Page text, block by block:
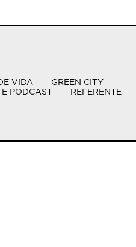
VIDA
GREEN CITY
PODCAST REFERENTE